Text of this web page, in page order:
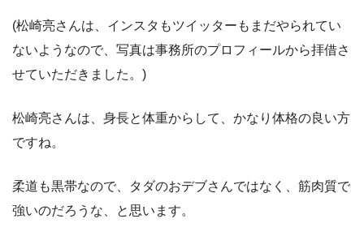
(松崎亮さんは、インスタもツイッターもまだやられてい
ないようなので、写真は事務所のプロフィールから拝借さ
せていただきました。)
松崎亮さんは、身長と体重からして、かなり体格の良い方
ですね。
柔道も黒帯なので、タダのおデブさんではなく、筋肉質で
強いのだろうな、と思います。